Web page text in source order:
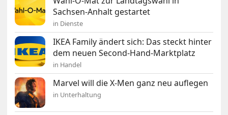
Sachsen-Anhalt gestartet
in Dienste
IKEA Family ändert sich: Das steckt hinter
dem neuen Second-Hand-Marktplatz
in Handel
Marvel will die X-Men ganz neu auflegen
in Unterhaltung